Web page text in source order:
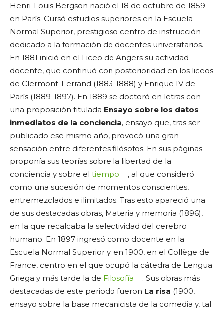
Henri-Louis Bergson nació el 18 de octubre de 1859
en París. Cursó estudios superiores en la Escuela
Normal Superior, prestigioso centro de instrucción
dedicado a la formación de docentes universitarios.
En 1881 inició en el Liceo de Angers su actividad
docente, que continuó con posterioridad en los liceos
de Clermont-Ferrand (1883-1888) y Enrique IV de
París (1889-1897). En 1889 se doctoró en letras con
una proposición titulada Ensayo sobre los datos
inmediatos de la conciencia, ensayo que, tras ser
publicado ese mismo año, provocó una gran
sensación entre diferentes filósofos. En sus páginas
proponía sus teorías sobre la libertad de la
conciencia y sobre el tiempo
, al que consideró
como una sucesión de momentos conscientes,
entremezclados e ilimitados. Tras esto apareció una
de sus destacadas obras, Materia y memoria (1896),
en la que recalcaba la selectividad del cerebro
humano. En 1897 ingresó como docente en la
Escuela Normal Superior y, en 1900, en el Collège de
France, centro en el que ocupó la cátedra de Lengua
Griega y más tarde la de Filosofía
. Sus obras más
destacadas de este periodo fueron La risa (1900,
ensayo sobre la base mecanicista de la comedia y, tal